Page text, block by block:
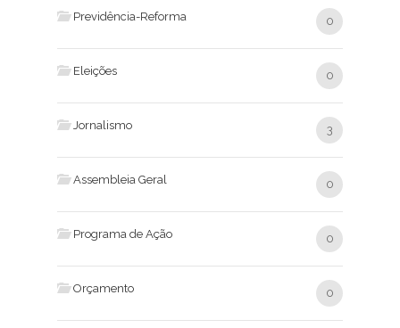
Previdência-Reforma 0
Eleições 0
Jornalismo 3
Assembleia Geral 0
Programa de Ação 0
Orçamento 0